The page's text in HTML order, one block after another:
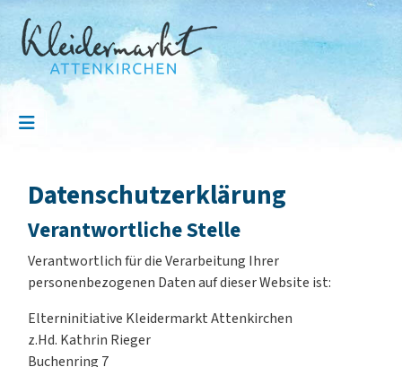
Datenschutzerklärung
Verantwortliche Stelle
Verantwortlich für die Verarbeitung Ihrer
personenbezogenen Daten auf dieser Website ist:
Elterninitiative Kleidermarkt Attenkirchen
z.Hd. Kathrin Rieger
Buchenring 7